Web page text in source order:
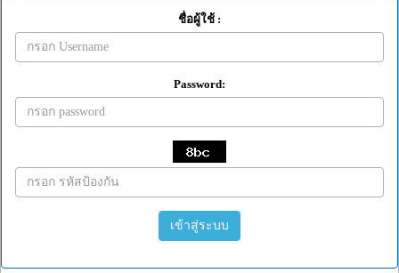
ชื่อผู้ใช้ :
Password:
เข้าสู่ระบบ